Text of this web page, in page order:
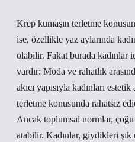
Krep kumaşın terletme
ise, özellikle yaz aylarında
olabilir. Fakat burada kadınlar
vardır: Moda ve rahatlık
akıcı yapısıyla kadınları
terletme konusunda rahatsız
Ancak toplumsal normlar, çoğu
atabilir. Kadınlar, giydikleri